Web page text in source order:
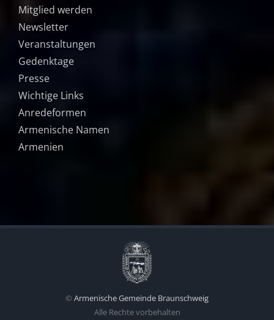
Mitglied werden
Newsletter
Veranstaltungen
Gedenktage
Presse
Wichtige Links
Anredeformen
Armenische Namen
Armenien
© Armenische Gemeinde Braunschweig
Alle Rechte vorbehalten